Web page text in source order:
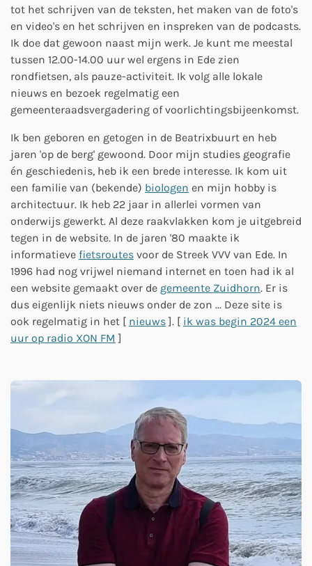
tot het schrijven van de teksten, het maken van de foto's
en video's en het schrijven en inspreken van de podcasts.
Ik doe dat gewoon naast mijn werk. Je kunt me meestal
tussen 12.00-14.00 uur wel ergens in Ede zien
rondfietsen, als pauze-activiteit. Ik volg alle lokale
nieuws en bezoek regelmatig een
gemeenteraadsvergadering of voorlichtingsbijeenkomst.
Ik ben geboren en getogen in de Beatrixbuurt en heb
jaren 'op de berg' gewoond. Door mijn studies geografie
én geschiedenis, heb ik een brede interesse. Ik kom uit
een familie van (bekende) biologen en mijn hobby is
architectuur. Ik heb 22 jaar in allerlei vormen van
onderwijs gewerkt. Al deze raakvlakken kom je uitgebreid
tegen in de website. In de jaren '80 maakte ik
informatieve fietsroutes voor de Streek VVV van Ede. In
1996 had nog vrijwel niemand internet en toen had ik al
een website gemaakt over de gemeente Zuidhorn. Er is
dus eigenlijk niets nieuws onder de zon ... Deze site is
ook regelmatig in het [ nieuws]. [ ik was begin 2024 een
uur op radio XON FM ]